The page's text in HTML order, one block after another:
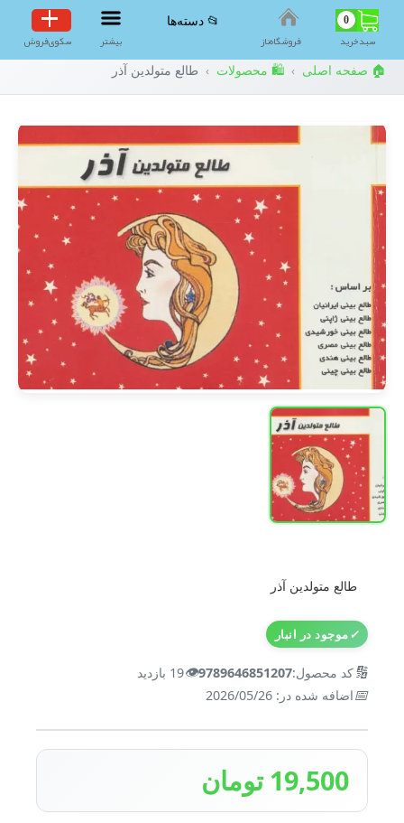
0
سبد‌خرید فروشگاه‌ناز
📂 دسته‌ها
بیشتر سکوی‌فروش
🏠 صفحه اصلی › 🛍️ محصولات › طالع متولدین آذر
طالع متولدین آذر
✓موجود در انبار
🔢کد محصول:9789646851207
👁️19 بازدید
📅اضافه شده در: 2026/05/26
19,500 تومان